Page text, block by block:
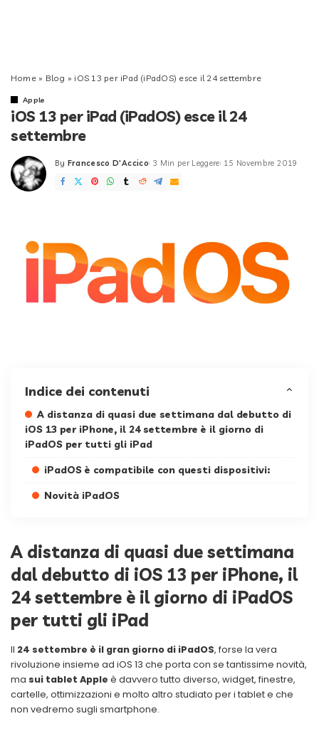
Home» Blog » iOS 13 per iPad (iPadOS) esce il 24 settembre
Apple
iOS 13 per iPad (iPadOS) esce il 24
settembre
Posted
by
By Francesco D'Accico 3 Min per Leggere 15 Novembre 2019
Indice dei contenuti
A distanza di quasi due settimana dal debutto di
iOS 13 per iPhone, il 24 settembre è il giorno di
iPadOS per tutti gli iPad
iPadOS è compatibile con questi dispositivi:
Novità iPadOS
A distanza di quasi due settimana
dal debutto di iOS 13 per iPhone, il
24 settembre è il giorno di iPadOS
per tutti gli iPad
Il 24 settembre è il gran giorno di iPadOS, forse la vera
rivoluzione insieme ad iOS 13 che porta con se tantissime novità,
ma sui tablet Apple è davvero tutto diverso, widget, finestre,
cartelle, ottimizzazioni e molto altro studiato per i tablet e che
non vedremo sugli smartphone.